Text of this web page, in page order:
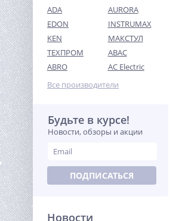
Высоторез/Сучкорез
электрический Greenworks
GPS7220, 720 Вт, 20 см
(20147)
8 490
ADA
AURORA
EDON
INSTRUMAX
KEN
МАКСТУЛ
ТЕХПРОМ
ABAC
ABRO
AC Electric
Все производители
Будьте в курсе!
Новости, обзоры и акции
ПОДПИСАТЬСЯ
Новости